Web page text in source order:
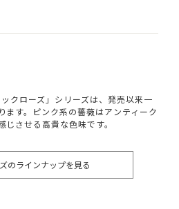
クローズ」シリーズは、発売以来一
ます。ピンク系の薔薇はアンティーク
させる高貴な色味です。
のラインナップを見る